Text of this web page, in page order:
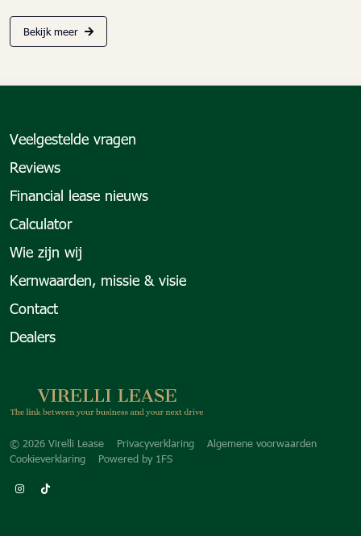
Bekijk meer
Veelgestelde vragen
Reviews
Financial lease nieuws
Calculator
Wie zijn wij
Kernwaarden, missie & visie
Contact
Dealers
Copyright navigation
© 2026 Virelli Lease Privacyverklaring
Algemene voorwaarden
Cookieverklaring
Powered by 1FS